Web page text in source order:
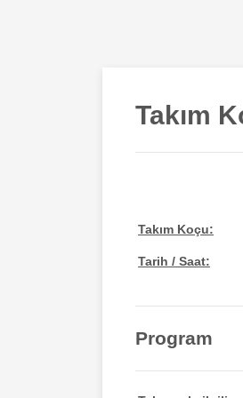
Takım
Takım Koçu:
Tarih / Saat:
Program